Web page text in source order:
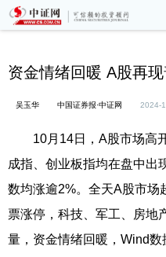
资金情绪回暖 A股再
吴玉华 中国证券报·中证网 2024-
10月14日，A股市场高开
成指、创业板指均在盘中出
数均涨逾2%。全天A股市场
票涨停，科技、军工、房地
量，资金情绪回暖，Wind